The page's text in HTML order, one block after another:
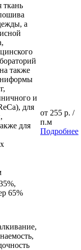
ткань
а
также
и
для
для
65%
от 255 р. /
п.м
Подробнее